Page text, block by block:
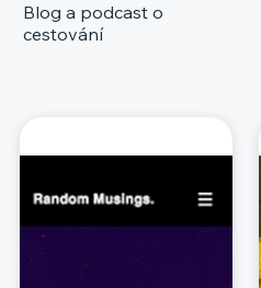
Blog a podcast o
cestování